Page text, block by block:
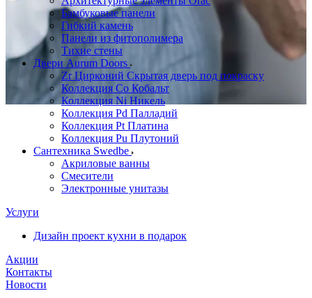
Бамбуковые панели
Гибкий камень
Панели из фитополимера
Тихие стены
Двери Aurum Doors
Zr Цирконий Скрытая дверь под покраску
Коллекция Co Кобальт
Коллекция Ni Никель
Коллекция Pd Палладий
Коллекция Pt Платина
Коллекция Pu Плутоний
Сантехника Swedbe
Акриловые ванны
Смесители
Электронные унитазы
Услуги
Дизайн проект кухни в подарок
Акции
Контакты
Новости